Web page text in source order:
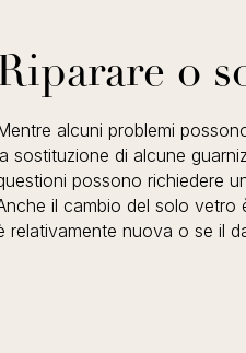
o
alcuni problemi
sostituzione di alcune
possono richiedere
il cambio del solo vetro
relativamente nuova o se il